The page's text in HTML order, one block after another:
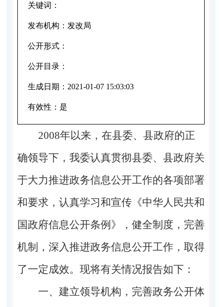
关键词：
发布机构： 发改局
公开形式：
公开目录：
生成日期： 2021-01-07 15:03:03
有效性： 是
2008年以来，在县委、县政府的正
确领导下，我委认真贯彻县委、县政府关
于大力推进政务信息公开工作的各项部署
和要求，认真学习和宣传《中华人民共和
国政府信息公开条例》，健全制度，完善
机制，深入推进政务信息公开工作，取得
了一定成效。现将有关情况报告如下：
一、建立领导机构，完善政务公开体